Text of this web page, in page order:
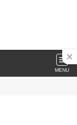
MENU